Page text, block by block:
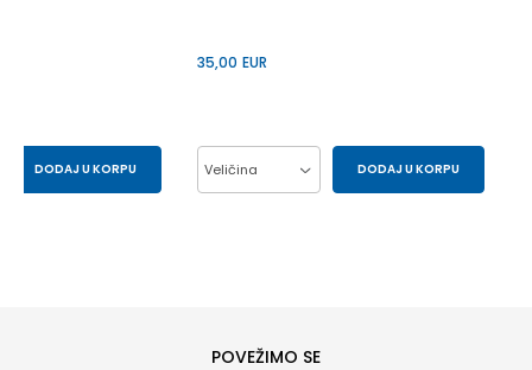
DODAJ U KORPU
35,00 EUR
Veličina DODAJ U KORPU
POVEŽIMO SE